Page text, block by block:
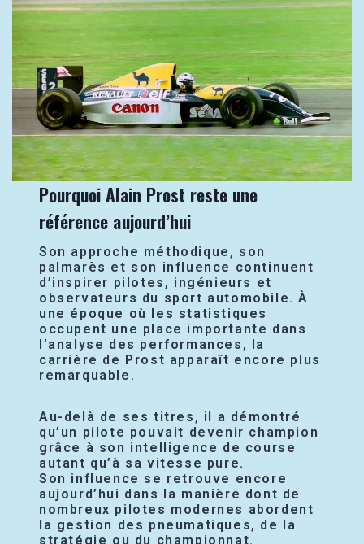
Pourquoi Alain Prost reste une
référence aujourd’hui
Son approche méthodique, son
palmarès et son influence continuent
d’inspirer pilotes, ingénieurs et
observateurs du sport automobile. À
une époque où les statistiques
occupent une place importante dans
l’analyse des performances, la
carrière de Prost apparaît encore plus
remarquable.
Au-delà de ses titres, il a démontré
qu’un pilote pouvait devenir champion
grâce à son intelligence de course
autant qu’à sa vitesse pure.
Son influence se retrouve encore
aujourd’hui dans la manière dont de
nombreux pilotes modernes abordent
la gestion des pneumatiques, de la
stratégie ou du championnat.